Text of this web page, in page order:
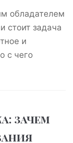
обладателем
стоит задача
и
с чего
зачем